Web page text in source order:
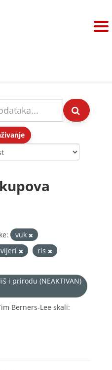
vuk
ris
i prirodu (NEAKTIVAN)
Berners-Lee skali: